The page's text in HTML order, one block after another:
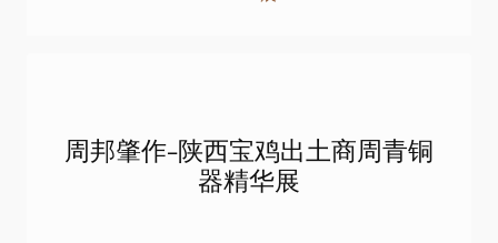
周邦肇作-陕西宝鸡出土商周青铜
器精华展